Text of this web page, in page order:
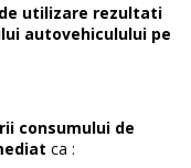
utilizare rezultati
autovehiculului pe
consumului de
ca :